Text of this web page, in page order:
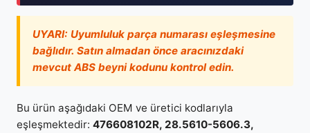
UYARI: Uyumluluk parça numarası eşleşmesine
bağlıdır. Satın almadan önce aracınızdaki
mevcut ABS beyni kodunu kontrol edin.
Bu ürün aşağıdaki OEM ve üretici kodlarıyla
eşleşmektedir: 476608102R, 28.5610-5606.3,